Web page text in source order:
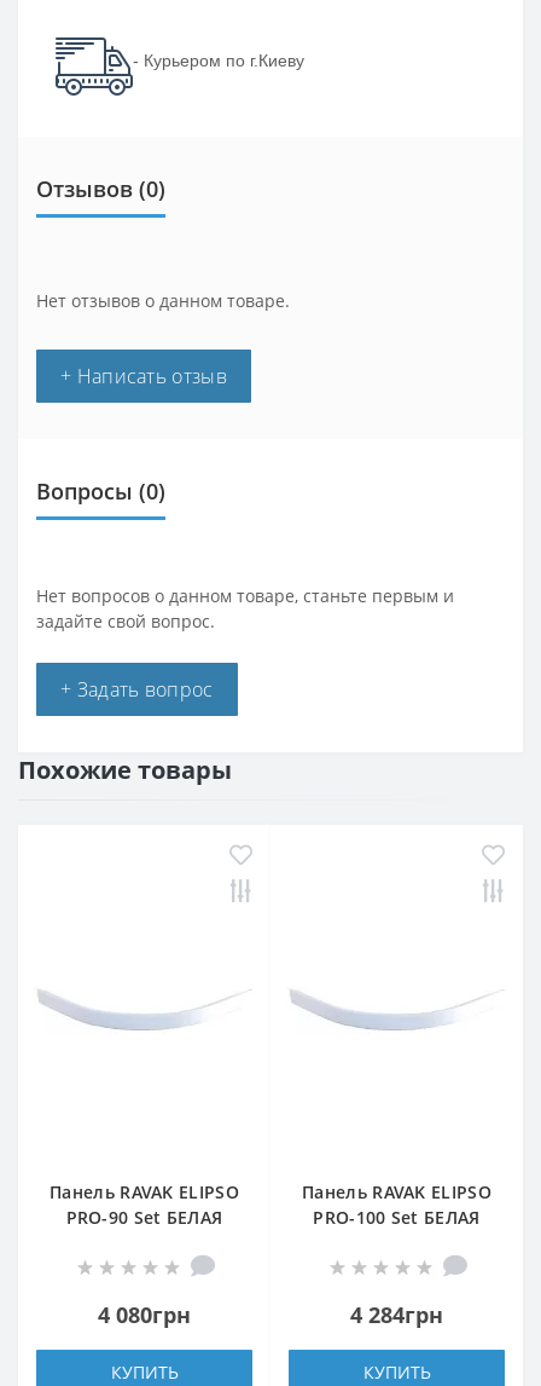
- Курьером по г.Киеву
Отзывов (0)
Нет отзывов о данном товаре.
+ Написать отзыв
Вопросы (0)
Нет вопросов о данном товаре, станьте первым и
задайте свой вопрос.
+ Задать вопрос
Похожие товары
Панель RAVAK ELIPSO
PRO-90 Set БЕЛАЯ
4 080грн
КУПИТЬ
Панель RAVAK ELIPSO
PRO-100 Set БЕЛАЯ
4 284грн
КУПИТЬ